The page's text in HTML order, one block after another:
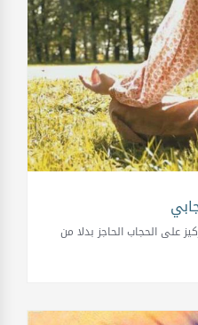
على الحجاب الحاجز بدلا من